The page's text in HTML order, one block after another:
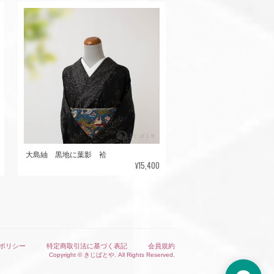
大島紬 黒地に葉影 袷
¥15,400
リシー 特定商取引法に基づく表記 会員規約
Copyright © きじばとや. All Rights Reserved.